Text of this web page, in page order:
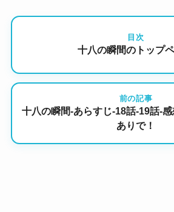
目次
十八の瞬間のトップ
前の記事
十八の瞬間-あらすじ-18話-19話-
ありで！